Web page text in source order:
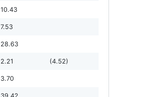
10.43
7.53
28.63
2.21 (4.52)
3.70